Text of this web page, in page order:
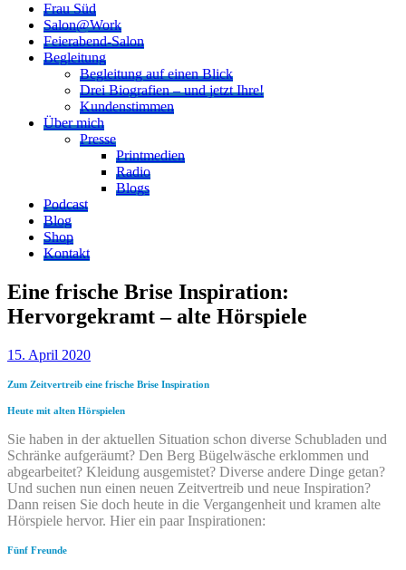
Frau Süd
Salon@Work
Feierabend-Salon
Begleitung
Begleitung auf einen Blick
Drei Biografien – und jetzt Ihre!
Kundenstimmen
Über mich
Presse
Printmedien
Radio
Blogs
Podcast
Blog
Shop
Kontakt
Eine frische Brise Inspiration:
Hervorgekramt – alte Hörspiele
15. April 2020
Zum Zeitvertreib eine frische Brise Inspiration
Heute mit alten Hörspielen
Sie haben in der aktuellen Situation schon diverse Schubladen und
Schränke aufgeräumt? Den Berg Bügelwäsche erklommen und
abgearbeitet? Kleidung ausgemistet? Diverse andere Dinge getan?
Und suchen nun einen neuen Zeitvertreib und neue Inspiration?
Dann reisen Sie doch heute in die Vergangenheit und kramen alte
Hörspiele hervor. Hier ein paar Inspirationen:
Fünf Freunde